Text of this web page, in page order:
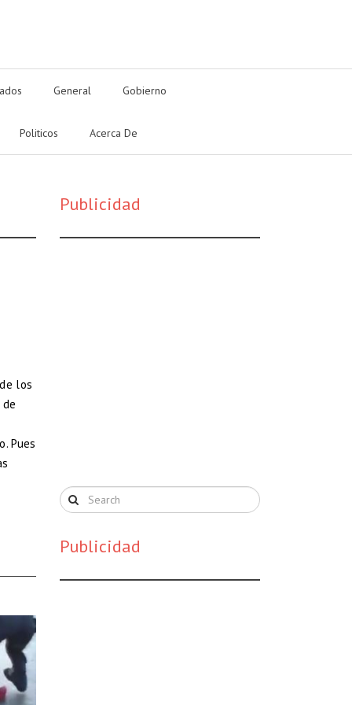
General Gobierno
Politicos Acerca De
los
Pues
Publicidad
Publicidad